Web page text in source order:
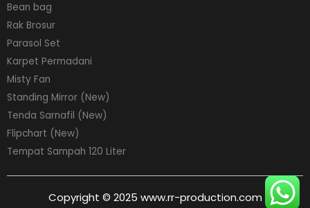
Bean bag
Rak Brosur
Parasol Set
Karpet Permadani
Misty Fan
Standing Mirror (New)
Tenda Sarnafil (New)
Flipchart (New)
Tempat Sampah 120 Liter
Copyright © 2025 www.rr-production.com